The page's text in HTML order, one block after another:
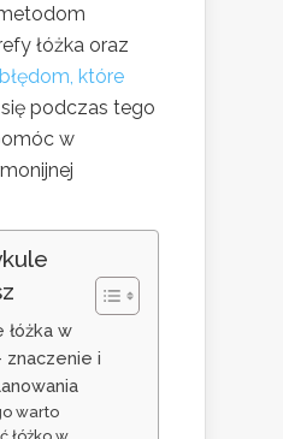
łóżka oraz
które
się podczas tego
w
w
i
warto